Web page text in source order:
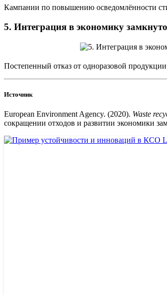
Кампании по повышению осведомлённости
5. Интеграция в экономику
Постепенный отказ от одноразовой
Источник
European Environment Agency. (2020). Waste
сокращении отходов и развитии экономики